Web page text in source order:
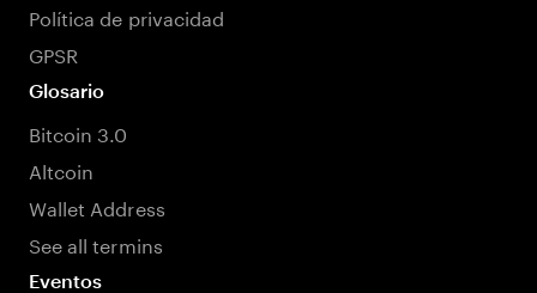
Política de privacidad
GPSR
Glosario
Bitcoin 3.0
Altcoin
Wallet Address
See all termins
Eventos